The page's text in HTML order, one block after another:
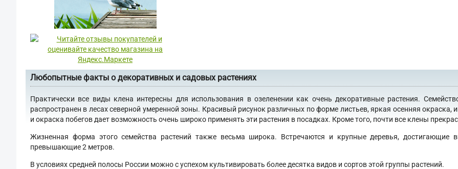
Любопытные факты о декоративных и садовых растениях
Практически все виды клена интересны для использования в озеленении как очень декоративные растения.
распространен в лесах северной умеренной зоны. Красивый рисунок различных по форме листьев, яркая осенняя
и окраска побегов дает возможность очень широко применять эти растения в посадках. Кроме того, почти все клены
Жизненная форма этого семейства растений также весьма широка. Встречаются и крупные деревья,
превышающие 2 метров.
В условиях средней полосы России можно с успехом культивировать более десятка видов и сортов этой группы растений.